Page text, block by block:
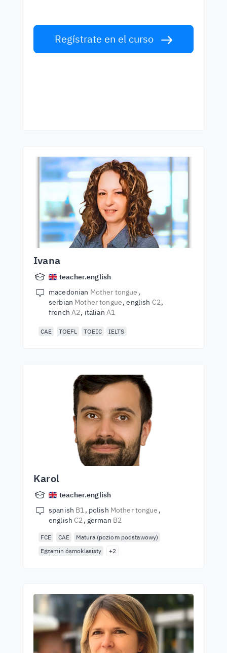
Regístrate en el curso
Ivana
teacher.english
macedonian Mother tongue
serbian Mother tongue english C2
french A2 italian A1
CAE TOEFL TOEIC IELTS
Karol
teacher.english
spanish B1 polish Mother tongue
english C2 german B2
FCE CAE
Matura (poziom podstawowy)
Egzamin ósmoklasisty
+2